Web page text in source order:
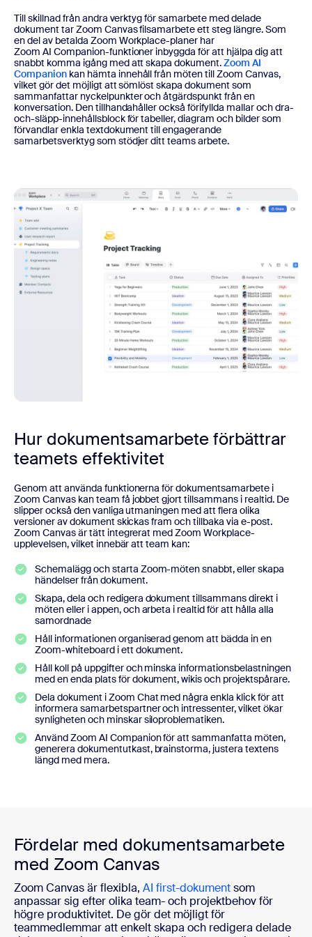
Till skillnad från andra verktyg för samarbete med delade
dokument tar Zoom Canvas filsamarbete ett steg längre. Som
en del av betalda Zoom Workplace-planer har
Zoom AI Companion-funktioner inbyggda för att hjälpa dig att
snabbt komma igång med att skapa dokument.Zoom AI
Companionkan hämta innehåll från möten till Zoom Canvas,
vilket gör det möjligt att sömlöst skapa dokument som
sammanfattar nyckelpunkter och åtgärdspunkt från en
konversation. Den tillhandahåller också förifyllda mallar och dra-
och-släpp-innehållsblock för tabeller, diagram och bilder som
förvandlar enkla textdokument till engagerande
samarbetsverktyg som stödjer ditt teams arbete.
Hur dokumentsamarbete förbättrar
teamets effektivitet
Genom att använda funktionerna för dokumentsamarbete i
Zoom Canvas kan team få jobbet gjort tillsammans i realtid. De
slipper också den vanliga utmaningen med att flera olika
versioner av dokument skickas fram och tillbaka via e-post.
Zoom Canvas är tätt integrerat med Zoom Workplace-
upplevelsen, vilket innebär att team kan:
Schemalägg och starta Zoom-möten snabbt, eller skapa
händelser från dokument.
Skapa, dela och redigera dokument tillsammans direkt i
möten eller i appen, och arbeta i realtid för att hålla alla
samordnade
Håll informationen organiserad genom att bädda in en
Zoom-whiteboard i ett dokument.
Håll koll på uppgifter och minska informationsbelastningen
med en enda plats för dokument, wikis och projektspårare.
Dela dokument i Zoom Chat med några enkla klick för att
informera samarbetspartner och intressenter, vilket ökar
synligheten och minskar siloproblematiken.
Använd Zoom AI Companion för att sammanfatta möten,
generera dokumentutkast, brainstorma, justera textens
längd med mera.
Fördelar med dokumentsamarbete
med Zoom Canvas
Zoom Canvas är flexibla, AI first-dokumentsom
anpassar sig efter olika team- och projektbehov för
högre produktivitet. De gör det möjligt för
teammedlemmar att enkelt skapa och redigera delade